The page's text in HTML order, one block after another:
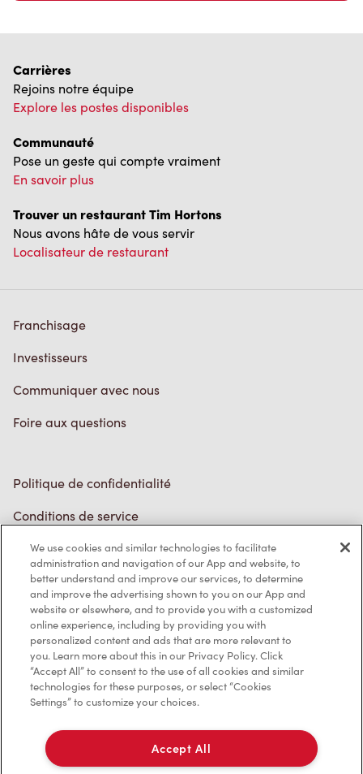
Rejoins notre équipe
Explore les postes disponibles
Communauté
Pose un geste qui compte vraiment
En savoir plus
Trouver un restaurant Tim Hortons
Nous avons hâte de vous servir
Localisateur de restaurant
Investisseurs
Communiquer avec nous
Foire aux questions
Conditions de service
Marques de commerce
Accessibilité
Diagnostic
Contactez-nous
TM & © Tim Hortons, 2023
We use cookies and similar technologies to facilitate
administration and navigation of our App and website, to
better understand and improve our services, to determine
and improve the advertising shown to you on our App and
website or elsewhere, and to provide you with a customized
online experience, including by providing you with
personalized content and ads that are more relevant to
you. Learn more about this in our Privacy Policy. Click
“Accept All” to consent to the use of all cookies and similar
technologies for these purposes, or select “Cookies
Settings” to customize your choices.
Accept All